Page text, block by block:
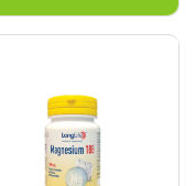
MONODOSE
20ML AL
CARRELLO